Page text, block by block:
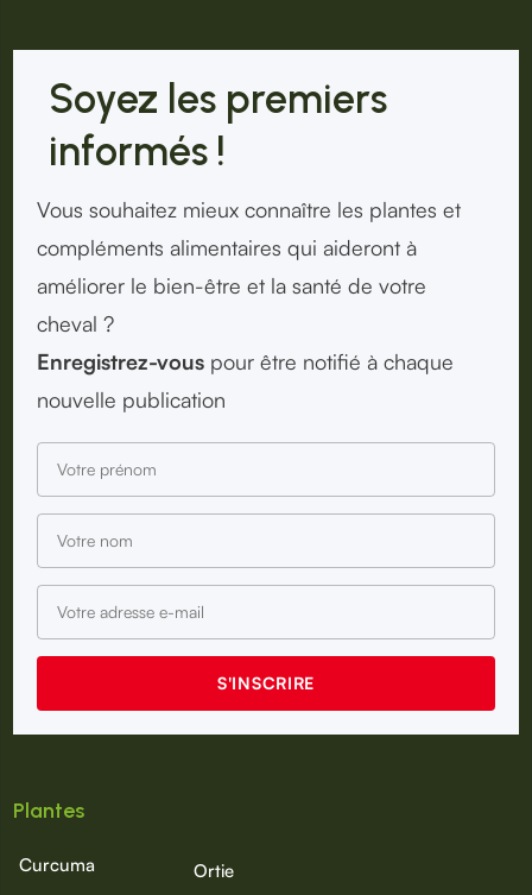
Soyez les premiers
informés !
Vous souhaitez mieux connaître les plantes et
compléments alimentaires qui aideront à
améliorer le bien-être et la santé de votre
cheval ?
Enregistrez-vous pour être notifié à chaque
nouvelle publication
Plantes
Curcuma Ortie